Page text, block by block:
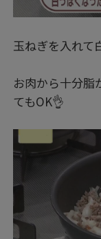
玉ねぎを入れて
お肉から十分脂
てもOK👌